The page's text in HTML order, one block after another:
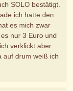
SOLO bestätigt.
ich hatte den
es mich zwar
nur 3 Euro und
verklickt aber
auf drum weiß ich